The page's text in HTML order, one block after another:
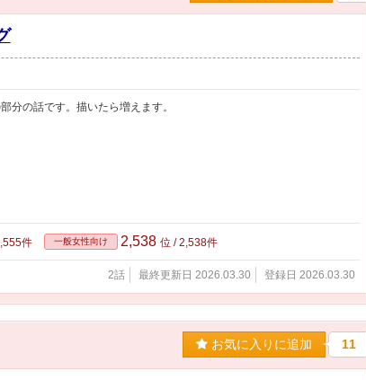
分の話です。描いたら増えます。
件 一般女性向け 2,538 位 / 2,538件
2話 最終更新日 2026.03.30 登録日 2026.03.30
お気に入りに追加 11